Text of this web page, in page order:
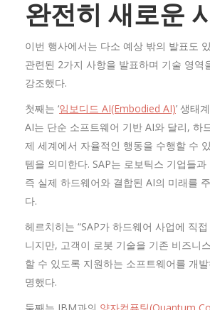
완전히 새로운
이번 행사에서는 다소 예상 밖의 발표도
관련된 2가지 사항을 발표하며 기술 영역
강조했다.
첫째는 ‘임보디드 AI(Embodied AI)’ 생태
AI는 단순 소프트웨어 기반 AI와 달리, 하
제 세계에서 자율적인 행동을 수행할 수
템을 의미한다. SAP는 로보틱스 기업들
즉 실제 하드웨어와 결합된 AI의 미래를
다.
헤르치히는 “SAP가 하드웨어 사업에 직
니지만, 고객이 로봇 기술을 기존 비즈니
할 수 있도록 지원하는 소프트웨어를 개
명했다.